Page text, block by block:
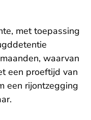
met toepassing
waarvan
een proeftijd van
een rijontzegging